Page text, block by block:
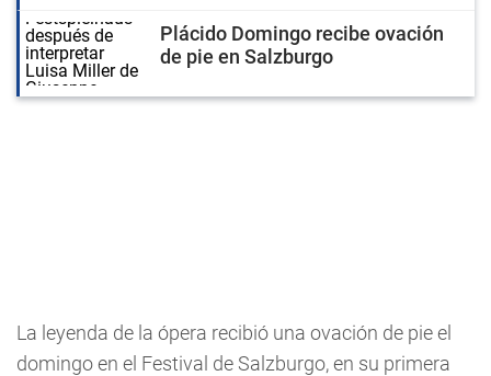
Plácido Domingo recibe ovación
de pie en Salzburgo
La leyenda de la ópera recibió una ovación de pie el
domingo en el Festival de Salzburgo, en su primera